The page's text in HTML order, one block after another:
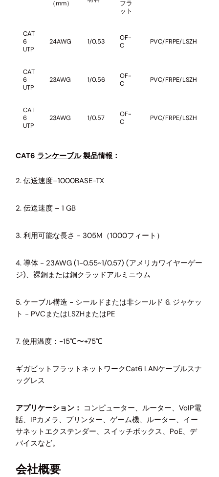
（mm）
フラ
ット
CAT
6
UTP
24AWG 1/0.53
OF-
C
PVC/FRPE/LSZH
CAT
6
UTP
23AWG 1/0.56
OF-
C
PVC/FRPE/LSZH
CAT
6
UTP
23AWG 1/0.57
OF-
C
PVC/FRPE/LSZH
CAT6 ランケーブル製品情報：
2. 伝送速度–1000BASE-TX
2. 伝送速度 – 1 GB
3. 利用可能な長さ - 305M（1000フィート）
4. 導体 - 23AWG (1-0.55~1/0.57) (アメリカワイヤーゲー
ジ)、裸銅または銅クラッドアルミニウム
5. ケーブル構造 - シールドまたは非シールド 6. ジャケッ
ト - PVCまたはLSZHまたはPE
7. 使用温度：-15℃〜+75℃
ギガビットフラットネットワークCat6 LANケーブルスナ
ッグレス
アプリケーション： コンピューター、ルーター、VoIP電
話、IPカメラ、プリンター、ゲーム機、ルーター、イー
サネットエクステンダー、スイッチボックス、PoE、デ
バイスなど。
会社概要